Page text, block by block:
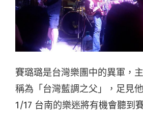
賽璐璐是台灣樂團中的異軍，
稱為「台灣藍調之父」，足見
1/17 台南的樂迷將有機會聽到